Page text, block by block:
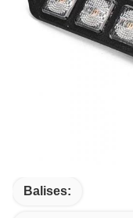
Balises: